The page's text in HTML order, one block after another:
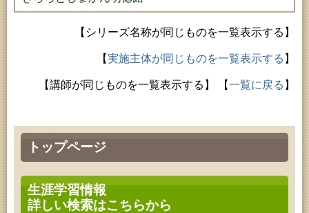
トップページ
生涯学習情報
詳しい検索はこちらから
【シリーズ名称が同じものを一覧表示する】
【実施主体が同じものを一覧表示する 】
【講師が同じものを一覧表示する】 【一覧に戻る 】